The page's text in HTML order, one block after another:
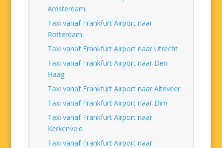
Amsterdam
Taxi vanaf Frankfurt Airport naar
Rotterdam
Taxi vanaf Frankfurt Airport naar Utrecht
Taxi vanaf Frankfurt Airport naar Den
Haag
Taxi vanaf Frankfurt Airport naar Alteveer
Taxi vanaf Frankfurt Airport naar Elim
Taxi vanaf Frankfurt Airport naar
Kerkenveld
Taxi vanaf Frankfurt Airport naar